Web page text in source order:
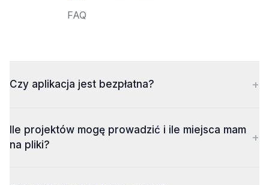
FAQ
Czy aplikacja jest bezpłatna? +
Ile projektów mogę prowadzić i ile miejsca mam
na pliki?
+